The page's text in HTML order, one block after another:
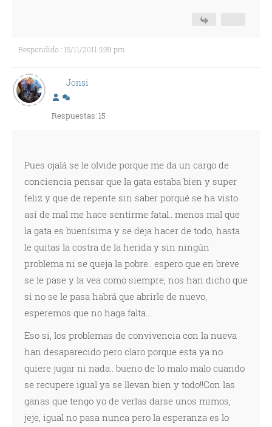
Respondido : 15/11/2011 5:39 pm
Jonsi
Respuestas: 15
Pues ojalá se le olvide porque me da un cargo de
conciencia pensar que la gata estaba bien y super
feliz y que de repente sin saber porqué se ha visto
así de mal me hace sentirme fatal.. menos mal que
la gata es buenísima y se deja hacer de todo, hasta
le quitas la costra de la herida y sin ningún
problema ni se queja la pobre.. espero que en breve
se le pase y la vea como siempre, nos han dicho que
si no se le pasa habrá que abrirle de nuevo,
esperemos que no haga falta...
Eso si, los problemas de convivencia con la nueva
han desaparecido pero claro porque esta ya no
quiere jugar ni nada.. bueno de lo malo malo cuando
se recupere igual ya se llevan bien y todo!!Con las
ganas que tengo yo de verlas darse unos mimos,
jeje, igual no pasa nunca pero la esperanza es lo